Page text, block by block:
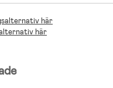
här
här